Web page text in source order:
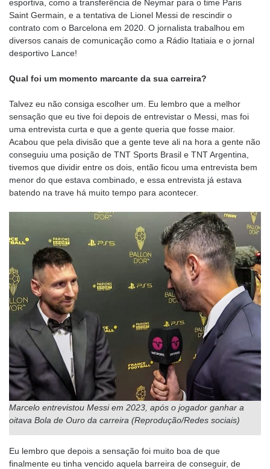
esportiva, como a transferência de Neymar para o time Paris
Saint Germain, e a tentativa de Lionel Messi de rescindir o
contrato com o Barcelona em 2020. O jornalista trabalhou em
diversos canais de comunicação como a Rádio Itatiaia e o jornal
desportivo Lance!
Qual foi um momento marcante da sua carreira?
Talvez eu não consiga escolher um. Eu lembro que a melhor
sensação que eu tive foi depois de entrevistar o Messi, mas foi
uma entrevista curta e que a gente queria que fosse maior.
Acabou que pela divisão que a gente teve ali na hora a gente não
conseguiu uma posição de TNT Sports Brasil e TNT Argentina,
tivemos que dividir entre os dois, então ficou uma entrevista bem
menor do que estava combinado, e essa entrevista já estava
batendo na trave há muito tempo para acontecer.
Marcelo entrevistou Messi em 2023, após o jogador ganhar a
oitava Bola de Ouro da carreira (Reprodução/Redes sociais)
Eu lembro que depois a sensação foi muito boa de que
finalmente eu tinha vencido aquela barreira de conseguir, de